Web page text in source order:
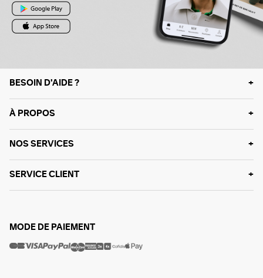
BESOIN D'AIDE ?
À PROPOS
NOS SERVICES
SERVICE CLIENT
MODE DE PAIEMENT